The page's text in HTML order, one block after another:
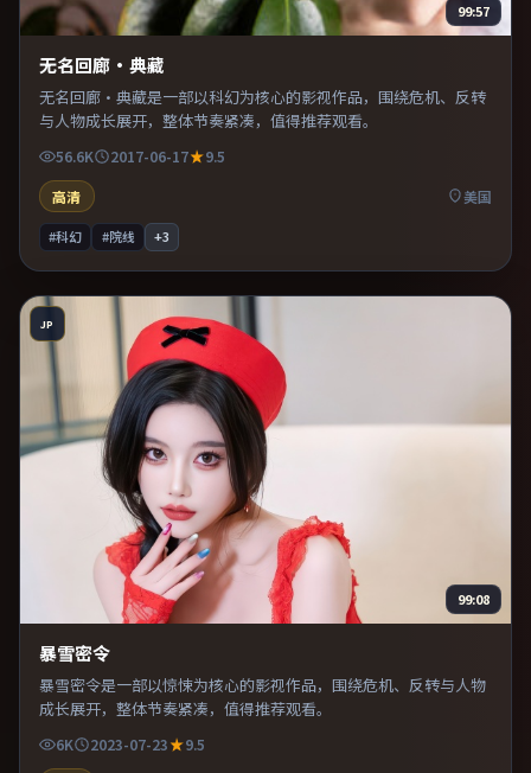
99:57
无名回廊·典藏
无名回廊·典藏是一部以科幻为核心的影视作品，围绕危机、反转
与人物成长展开，整体节奏紧凑，值得推荐观看。
56.6K 2017-06-17
9.5
高清
美国
#科幻 #院线 +3
JP
99:08
暴雪密令
暴雪密令是一部以惊悚为核心的影视作品，围绕危机、反转与人物
成长展开，整体节奏紧凑，值得推荐观看。
6K 2023-07-23
9.5